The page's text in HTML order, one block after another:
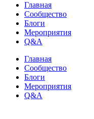
Главная
Сообщество
Блоги
Мероприятия
Q&A
Главная
Сообщество
Блоги
Мероприятия
Q&A